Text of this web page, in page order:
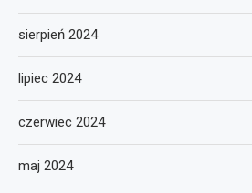
sierpień 2024
lipiec 2024
czerwiec 2024
maj 2024